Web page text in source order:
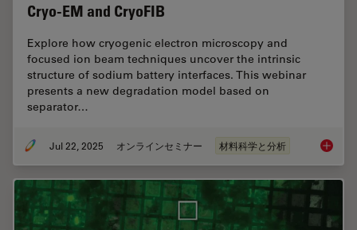
Cryo-EM and CryoFIB
Explore how cryogenic electron microscopy and
focused ion beam techniques uncover the intrinsic
structure of sodium battery interfaces. This webinar
presents a new degradation model based on
separator…
Jul 22, 2025 オンラインセミナー 材料科学と分析